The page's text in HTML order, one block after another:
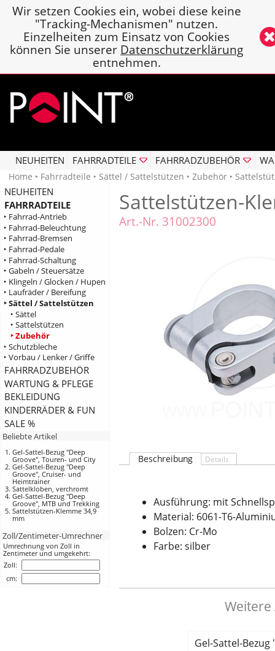
Wir setzen Cookies ein, wobei diese keine
"Tracking-Mechanismen" nutzen.
Einzelheiten zum Einsatz von Cookies
können Sie unserer Datenschutzerklärung
entnehmen.
NEUHEITEN FAHRRADTEILE FAHRRADZUBEHÖR
Home ‣ Fahrradteile ‣ Sättel / Sattelstützen ‣ Zubehör ‣
NEUHEITEN
FAHRRADTEILE
‣ Fahrrad-Antrieb
‣ Fahrrad-Beleuchtung
‣ Fahrrad-Bremsen
‣ Fahrrad-Pedale
‣ Fahrrad-Schaltung
‣ Gabeln / Steuersätze
‣ Klingeln / Glocken / Hupen
‣ Laufräder / Bereifung
‣ Sättel / Sattelstützen
‣ Sättel
‣ Sattelstützen
‣ Zubehör
‣ Schutzbleche
‣ Vorbau / Lenker / Griffe
FAHRRADZUBEHÖR
WARTUNG & PFLEGE
BEKLEIDUNG
KINDERRÄDER & FUN
SALE %
Beliebte Artikel
Gel-Sattel-Bezug "Deep
Groove", Touren- und City
Gel-Sattel-Bezug "Deep
Groove", Cruiser- und
Heimtrainer
Sattelkloben, verchromt
Gel-Sattel-Bezug "Deep
Groove", MTB und Trekking
Sattelstützen-Klemme 34,9
mm
Zoll/Zentimeter-Umrechner
Umrechnung von Zoll in
Zentimeter und umgekehrt:
Zoll:
cm:
Sattelstützen-
Art.-Nr. 31002300
Beschreibung Details
Ausführung: mit
Material: 6061-T6-
Bolzen: Cr-Mo
Farbe: silber
Gel-Sattel-